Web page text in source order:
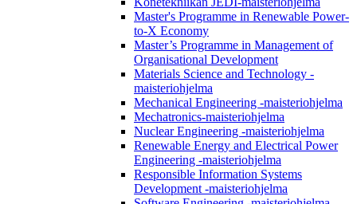
Master's Programme in Renewable Power-
to-X Economy
Master’s Programme in Management of
Organisational Development
Materials Science and Technology -
maisteriohjelma
Mechanical Engineering -maisteriohjelma
Mechatronics-maisteriohjelma
Nuclear Engineering -maisteriohjelma
Renewable Energy and Electrical Power
Engineering -maisteriohjelma
Responsible Information Systems
Development -maisteriohjelma